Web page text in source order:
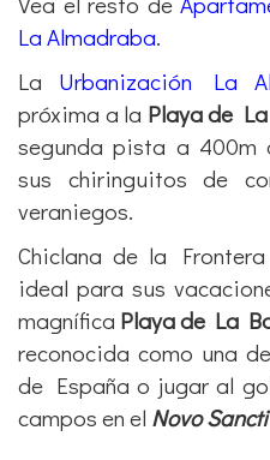
previstos y
Vea el resto de
La Almadraba
La
Urbanización La
próxima a la
segunda pista a 400m
sus chiringuitos de
veraniegos.
Chiclana de la
ideal para sus
magníficaPlaya de La